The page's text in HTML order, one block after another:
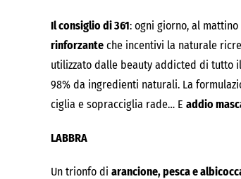
Il consiglio di 361: ogni giorno, al
rinforzante che incentivi la naturale
utilizzato dalle beauty addicted di tutto
98% da ingredienti naturali. La
ciglia e sopracciglia rade… E addio
LABBRA
Un trionfo di arancione, pesca e